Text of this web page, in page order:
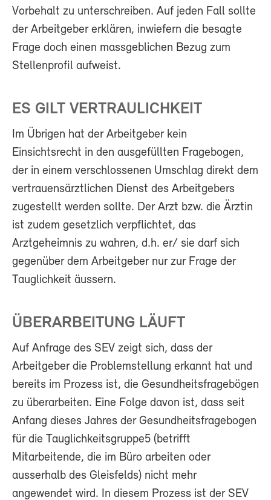
Vorbehalt zu unterschreiben. Auf jeden Fall sollte
der Arbeitgeber erklären, inwiefern die besagte
Frage doch einen massgeblichen Bezug zum
Stellenprofil aufweist.
ES GILT VERTRAULICHKEIT
Im Übrigen hat der Arbeitgeber kein
Einsichtsrecht in den ausgefüllten Fragebogen,
der in einem verschlossenen Umschlag direkt dem
vertrauensärztlichen Dienst des Arbeitgebers
zugestellt werden sollte. Der Arzt bzw. die Ärztin
ist zudem gesetzlich verpflichtet, das
Arztgeheimnis zu wahren, d.h. er/ sie darf sich
gegenüber dem Arbeitgeber nur zur Frage der
Tauglichkeit äussern.
ÜBERARBEITUNG LÄUFT
Auf Anfrage des SEV zeigt sich, dass der
Arbeitgeber die Problemstellung erkannt hat und
bereits im Prozess ist, die Gesundheitsfragebögen
zu überarbeiten. Eine Folge davon ist, dass seit
Anfang dieses Jahres der Gesundheitsfragebogen
für die Tauglichkeitsgruppe5 (betrifft
Mitarbeitende, die im Büro arbeiten oder
ausserhalb des Gleisfelds) nicht mehr
angewendet wird. In diesem Prozess ist der SEV